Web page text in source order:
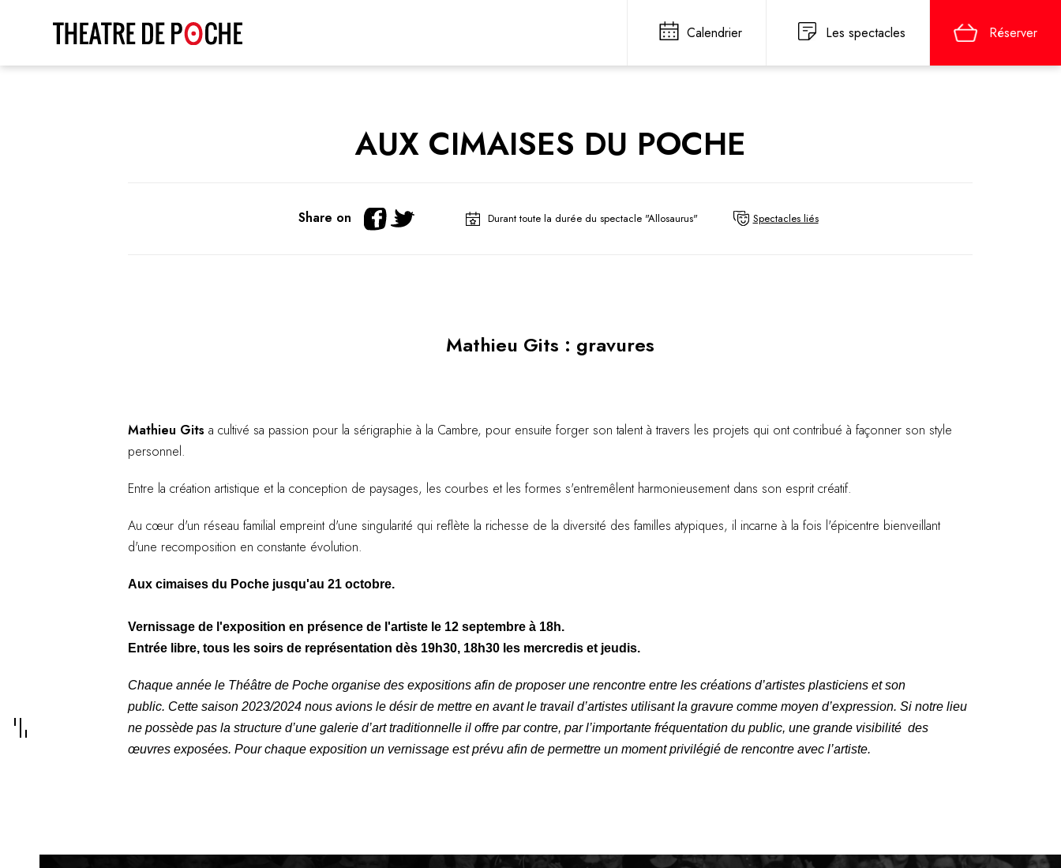
Calendrier Les spectacles Réserver
AUX CIMAISES DU POCHE
Share on Durant toute la durée du spectacle "Allosaurus" Spectacles liés
Mathieu Gits : gravures
Mathieu Gits a cultivé sa passion pour la sérigraphie à la Cambre, pour ensuite forger son talent à travers les projets qui ont contribué à façonner son style
personnel.
Entre la création artistique et la conception de paysages, les courbes et les formes s'entremêlent harmonieusement dans son esprit créatif.
Au cœur d'un réseau familial empreint d'une singularité qui reflète la richesse de la diversité des familles atypiques, il incarne à la fois l'épicentre bienveillant
d'une recomposition en constante évolution.
Aux cimaises du Poche jusqu'au 21 octobre.
Vernissage de l'exposition en présence de l'artiste le 12 septembre à 18h.
Entrée libre, tous les soirs de représentation dès 19h30, 18h30 les mercredis et jeudis.
Chaque année le Théâtre de Poche organise des expositions afin de proposer une rencontre entre les créations d’artistes plasticiens et son
public. Cette saison 2023/2024 nous avions le désir de mettre en avant le travail d’artistes utilisant la gravure comme moyen d’expression. Si notre lieu
ne possède pas la structure d’une galerie d’art traditionnelle il offre par contre, par l’importante fréquentation du public, une grande visibilité des
œuvres exposées. Pour chaque exposition un vernissage est prévu afin de permettre un moment privilégié de rencontre avec l’artiste.